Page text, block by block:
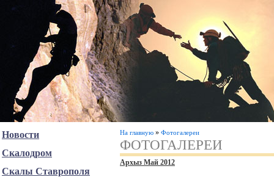
На главную » Фотогалереи
ФОТОГАЛЕРЕИ
Архыз Май 2012
Новости
Скалодром
Скалы Ставрополя